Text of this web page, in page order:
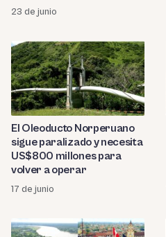
23 de junio
El Oleoducto Norperuano
sigue paralizado y necesita
US$800 millones para
volver a operar
17 de junio